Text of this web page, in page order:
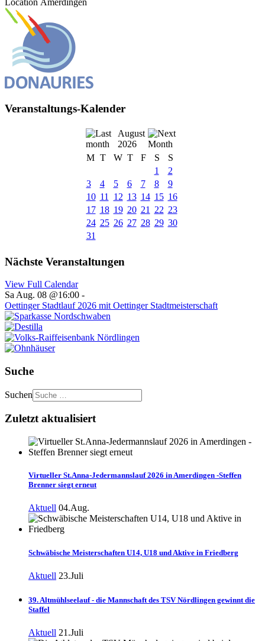
Location Amerdingen
Veranstaltungs-Kalender
August
2026
M T W T F S
S
1
2
3
4 5 6 7 8
9
10 11 12 13 14 15 16
17 18 19 20 21 22 23
24 25 26 27 28 29 30
31
Nächste Veranstaltungen
View Full Calendar
Sa Aug. 08 @16:00 -
Oettinger Stadtlauf 2026 mit Oettinger Stadtmeisterschaft
Suche
Suchen
Zuletzt aktualisiert
Virtueller St.Anna-Jedermannslauf 2026 in Amerdingen -Steffen
Brenner siegt erneut
Aktuell 04.Aug.
Schwäbische Meisterschaften U14, U18 und Aktive in Friedberg
Aktuell 23.Juli
39. Altmühlseelauf - die Mannschaft des TSV Nördlingen gewinnt die
Staffel
Aktuell 21.Juli